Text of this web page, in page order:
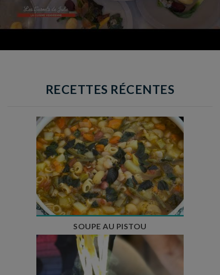
RECETTES RÉCENTES
Temps de préparation : 35 min
Temps de cuisson : 1h15
Nombre de couverts : 8
SOUPE AU PISTOU